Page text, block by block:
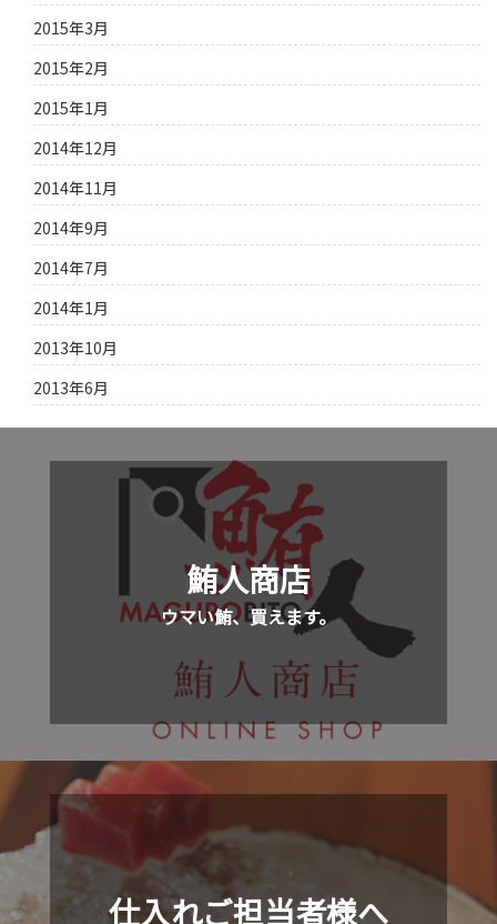
2015年3月
2015年2月
2015年1月
2014年12月
2014年11月
2014年9月
2014年7月
2014年1月
2013年10月
2013年6月
鮪人商店
ウマい鮪、買えます。
仕入れご担当者様へ